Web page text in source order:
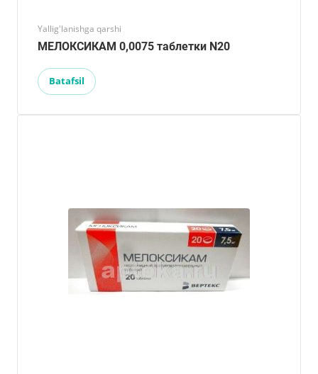
Yallig'lanishga qarshi
МЕЛОКСИКАМ 0,0075 таблетки N20
Batafsil